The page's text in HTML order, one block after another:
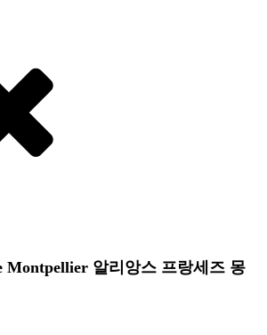
Montpellier 알리앙스 프랑세즈 몽